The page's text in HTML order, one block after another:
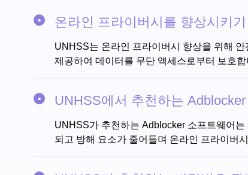
온라인 프라이버시를 향상시키
UNHSS는 온라인 프라이버시 향상을 위해
제공하여 데이터를 무단 액세스로부터 보호합
UNHSS에서 추천하는
UNHSS가 추천하는 Adblocker 소프트웨어
되고 방해 요소가 줄어들며 온라인 프라이버